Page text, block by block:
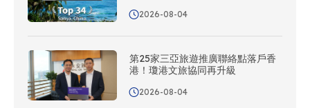
2026-08-04
第25家三亞旅遊推廣聯絡點落戶香
港！瓊港文旅協同再升級
2026-08-04